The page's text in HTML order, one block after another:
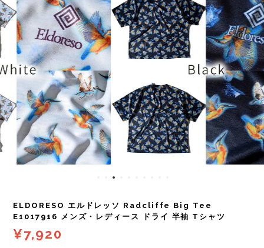
サンダル
インナー
スカート
スパッツ
ウエストポーチ
その他
グローブ
アームカバー
ゲイター
サングラス
ライト
ボトル・携帯カップ
ストックポール
BananaGO(バナナゴー)
Enemoti(エネモチ)
HoneyAction(ハニーアクション)
KODA(コーダ)
Mag-on(マグオン)
MEDALIST(メダリスト)
PUREPALA(ピュアパラ)
CIELE(シエル)
CHAORAS(チャオラス)
Clef(クレ)
Columbia・Montrail(コロンビア・モント
レイル)
COMPRESSPORT(コンプレスポーツ)
DYNAFIT(ディナフィット)
ELDORESO エルドレッソ Radcliffe Big Tee
E1017916 メンズ・レディース ドライ 半袖 Tシャツ
¥7,920